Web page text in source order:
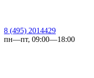
8 (495) 2014429
пн—пт, 09:00—18:00